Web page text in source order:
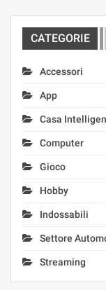
CATEGORIE
Accessori
App
Casa
Computer
Gioco
Hobby
Indossabili
Settore
Streaming